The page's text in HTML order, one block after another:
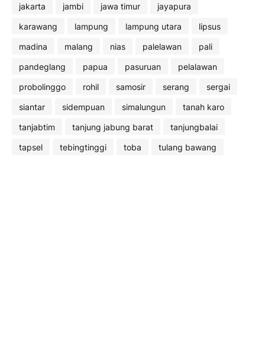
jakarta
jambi jawa timur
jayapura
karawang
lampung lampung utara
lipsus
madina
malang nias palelawan
pali
pandeglang
papua pasuruan
pelalawan
probolinggo
rohil samosir serang
sergai
siantar
sidempuan simalungun
tanah karo
tanjabtim
tanjung jabung barat
tanjungbalai
tapsel
tebingtinggi toba tulang bawang